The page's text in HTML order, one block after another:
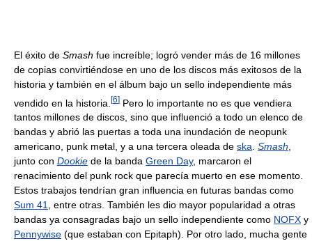
El éxito de Smash fue increíble; logró vender más de 16 millones
de copias convirtiéndose en uno de los discos más exitosos de la
historia y también en el álbum bajo un sello independiente más
vendido en la historia. [6] Pero lo importante no es que vendiera
tantos millones de discos, sino que influenció a todo un elenco de
bandas y abrió las puertas a toda una inundación de neopunk
americano, punk metal, y a una tercera oleada de ska. Smash,
junto con Dookie de la banda Green Day, marcaron el
renacimiento del punk rock que parecía muerto en ese momento.
Estos trabajos tendrían gran influencia en futuras bandas como
Sum 41, entre otras. También les dio mayor popularidad a otras
bandas ya consagradas bajo un sello independiente como NOFX y
Pennywise (que estaban con Epitaph). Por otro lado, mucha gente